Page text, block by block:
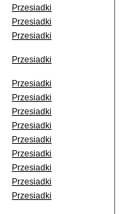
Przesiadki
Przesiadki
Przesiadki
Przesiadki
Przesiadki
Przesiadki
Przesiadki
Przesiadki
Przesiadki
Przesiadki
Przesiadki
Przesiadki
Przesiadki